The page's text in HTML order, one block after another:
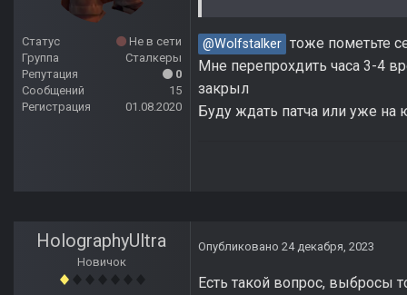
Статус
Не в сети
Группа
Сталкеры
Репутация
0
Сообщений
15
Регистрация
01.08.2020
@Wolfstalker тоже пометьте
Мне перепрохдить часа 3-4
закрыл
Буду ждать патча или уже на
HolographyUltra
Новичок
Опубликовано 24 декабря, 2023
Есть такой вопрос, выбросы